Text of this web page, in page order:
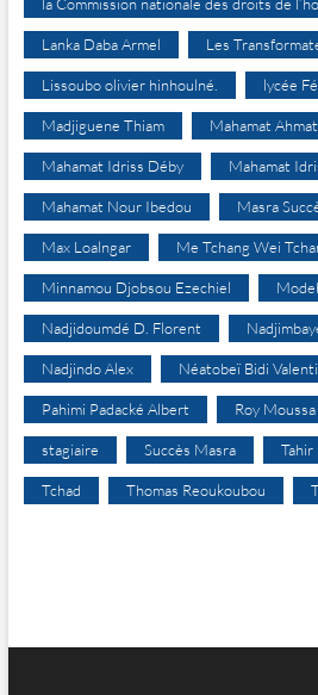
Lanka Daba Armel Les
Lissoubo olivier hinhoulné. lycée
Madjiguene Thiam Mahamat
Mahamat Idriss Déby Mahamat
Mahamat Nour Ibedou Masra
Max Loalngar Me Tchang Wei
Minnamou Djobsou Ezechiel
Nadjidoumdé D. Florent
Nadjindo Alex Néatobeï Bidi
Pahimi Padacké Albert Roy Moussa
stagiaire Succès Masra
Tchad Thomas Reoukoubou